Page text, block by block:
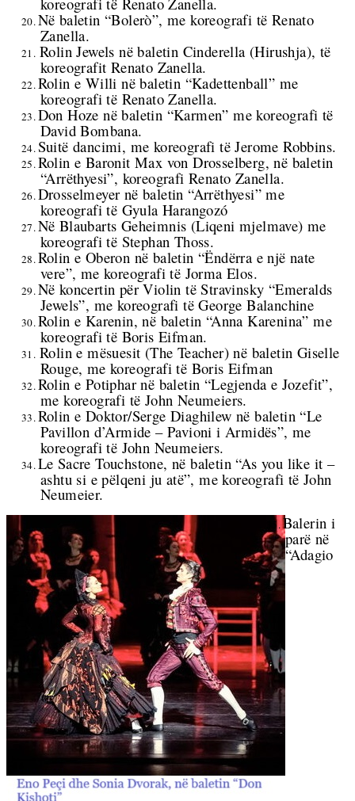
20.Në baletin “Bolerò”, me koreografi të Renato
Zanella.
21. Rolin Jewels në baletin Cinderella (Hirushja), të
koreografit Renato Zanella.
22.Rolin e Willi në baletin “Kadettenball” me
koreografi të Renato Zanella.
23.Don Hoze në baletin “Karmen” me koreografi të
David Bombana.
24.Suitë dancimi, me koreografi të Jerome Robbins.
25.Rolin e Baronit Max von Drosselberg, në baletin
“Arrëthyesi”, koreografi Renato Zanella.
26.Drosselmeyer në baletin “Arrëthyesi” me
koreografi të Gyula Harangozó
27.Në Blaubarts Geheimnis (Liqeni mjelmave) me
koreografi të Stephan Thoss.
28.Rolin e Oberon në baletin “Ëndërra e një nate
vere”, me koreografi të Jorma Elos.
29.Në koncertin për Violin të Stravinsky “Emeralds
Jewels”, me koreografi të George Balanchine
30.Rolin e Karenin, në baletin “Anna Karenina” me
koreografi të Boris Eifman.
31. Rolin e mësuesit (The Teacher) në baletin Giselle
Rouge, me koreografi të Boris Eifman
32.Rolin e Potiphar në baletin “Legjenda e Jozefit”,
me koreografi të John Neumeiers.
33.Rolin e Doktor/Serge Diaghilew në baletin “Le
Pavillon d’Armide – Pavioni i Armidës”, me
koreografi të John Neumeiers.
34.Le Sacre Touchstone, në baletin “As you like it –
ashtu si e pëlqeni ju atë”, me koreografi të John
Neumeier.
35.Balerin i
parë në
“Adagio